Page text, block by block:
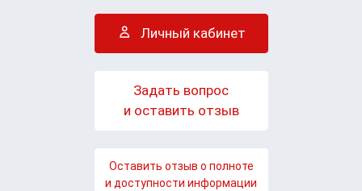
Личный кабинет
Задать вопрос
и оставить отзыв
Оставить отзыв о полноте
и доступности информации